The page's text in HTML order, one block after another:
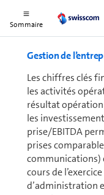
Sommaire
Gestion de
Les chiffres clés
les activités
résultat
les
prise/EBITDA
prises
com­mu­ni­ca­tions)
cours de
d’ad­mi­nis­tra­tion